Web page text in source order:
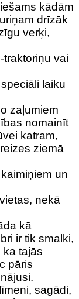
kādām
drīzāk
verķi,
vai
laiku
zaļumiem
nomainīt
katram,
ziemā
un
nekā
kā
ir tik smalki,
ka tajās
pāris
sagādi,